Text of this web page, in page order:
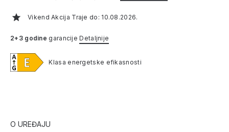
Vikend Akcija Traje do: 10.08.2026.
2+3 godine garancijeDetaljnije
Klasa energetske efikasnosti
O UREĐAJU